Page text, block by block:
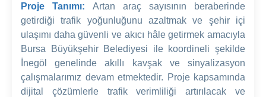
Proje Tanımı: Artan araç sayısının beraberinde
getirdiği trafik yoğunluğunu azaltmak ve şehir içi
ulaşımı daha güvenli ve akıcı hâle getirmek amacıyla
Bursa Büyükşehir Belediyesi ile koordineli şekilde
İnegöl genelinde akıllı kavşak ve sinyalizasyon
çalışmalarımız devam etmektedir. Proje kapsamında
dijital çözümlerle trafik verimliliği artırılacak ve